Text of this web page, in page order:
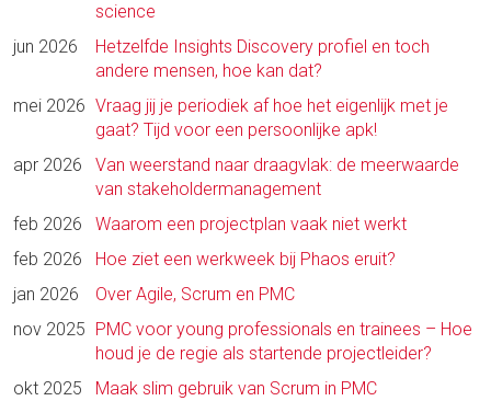
science
jun 2026
Hetzelfde Insights Discovery profiel en toch
andere mensen, hoe kan dat?
mei 2026 Vraag jij je periodiek af hoe het eigenlijk met je
gaat? Tijd voor een persoonlijke apk!
apr 2026
Van weerstand naar draagvlak: de meerwaarde
van stakeholdermanagement
feb 2026
Waarom een projectplan vaak niet werkt
feb 2026
Hoe ziet een werkweek bij Phaos eruit?
jan 2026
Over Agile, Scrum en PMC
nov 2025
PMC voor young professionals en trainees – Hoe
houd je de regie als startende projectleider?
okt 2025
Maak slim gebruik van Scrum in PMC